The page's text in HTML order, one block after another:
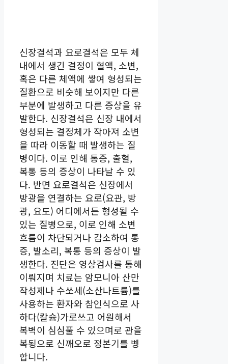
신장결석과 요로결석은 모두 체
내에서 생긴 결정이 혈액, 소변,
혹은 다른 체액에 쌓여 형성되는
질환으로 비슷해 보이지만 다른
부분에 발생하고 다른 증상을 유
발한다. 신장결석은 신장 내에서
형성되는 결정체가 작아져 소변
을 따라 이동할 때 발생하는 질
병이다. 이로 인해 통증, 출혈,
복통 등의 증상이 나타날 수 있
다. 반면 요로결석은 신장에서
방광을 연결하는 요로(요관, 방
광, 요도) 어디에서든 형성될 수
있는 질병으로, 이로 인해 소변
흐름이 차단되거나 감소하여 통
증, 발소리, 복통 등의 증상이 발
생한다. 진단은 영상검사를 통해
이뤄지며 치료는 암모니아 산만
작성제나 수쏘세(소산나트륨)를
사용하는 환자와 참인식으로 사
하다(칼슘)가로쓰고 어원해서
복벽이 심심풀 수 있으며로 관을
복됭으로 신깨오로 정본기를 볭
합니다.